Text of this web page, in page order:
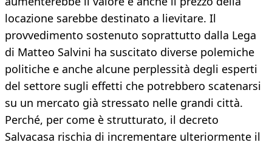
locazione sarebbe destinato a lievitare. Il
provvedimento sostenuto soprattutto dalla Lega
di Matteo Salvini ha suscitato diverse polemiche
politiche e anche alcune perplessità degli esperti
del settore sugli effetti che potrebbero scatenarsi
su un mercato già stressato nelle grandi città.
Perché, per come è strutturato, il decreto
Salvacasa rischia di incrementare ulteriormente il